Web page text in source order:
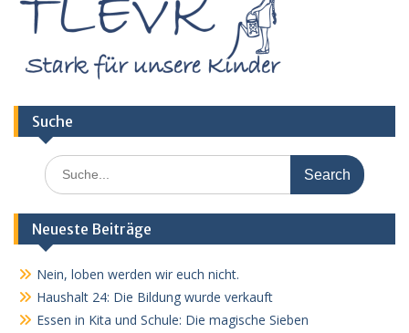
Suche
Search
for:
Neueste Beiträge
Nein, loben werden wir euch nicht.
Haushalt 24: Die Bildung wurde verkauft
Essen in Kita und Schule: Die magische Sieben